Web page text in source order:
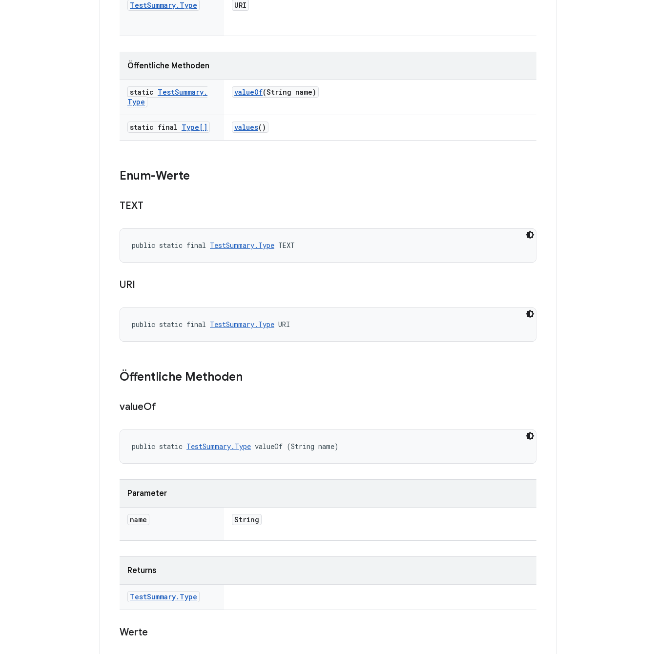
TestSummary. Type URI
Öffentliche Methoden
static TestSummary.
Type
valueOf(String name)
static final Type[] values()
Enum-Werte
TEXT
public static final TestSummary.Type TEXT
URI
public static final TestSummary.Type URI
Öffentliche Methoden
valueOf
public static TestSummary.Type valueOf (String name)
Parameter
name String
Returns
TestSummary. Type
Werte